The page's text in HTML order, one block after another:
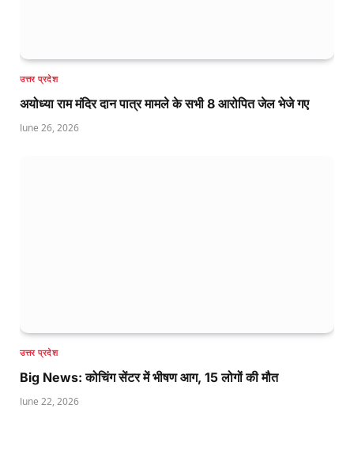
उत्तर प्रदेश
अयोध्या राम मंदिर दान पात्र मामले के सभी 8 आरोपित जेल भेजे गए
June 26, 2026
उत्तर प्रदेश
Big News: कोचिंग सेंटर में भीषण आग, 15 लोगों की मौत
June 22, 2026